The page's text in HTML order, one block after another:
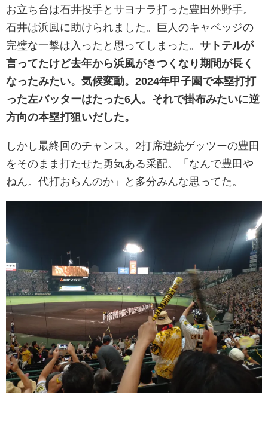
お立ち台は石井投手とサヨナラ打った豊田外野手。
石井は浜風に助けられました。巨人のキャベッジの
完璧な一撃は入ったと思ってしまった。 サトテルが
言ってたけど去年から浜風がきつくなり期間が長く
なったみたい。気候変動。2024年甲子園で本塁打打
った左バッターはたった6人。それで掛布みたいに逆
方向の本塁打狙いだした。
しかし最終回のチャンス。2打席連続ゲッツーの豊田
をそのまま打たせた勇気ある采配。「なんで豊田や
ねん。代打おらんのか」と多分みんな思ってた。